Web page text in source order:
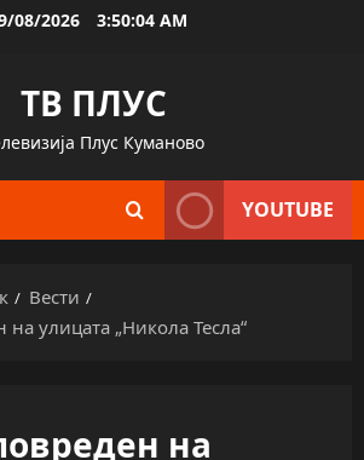
08/2026 3:50:05 AM
ТВ ПЛУС
Плус Куманово
YOUTUBE
Вести
улицата „Никола Тесла“
на